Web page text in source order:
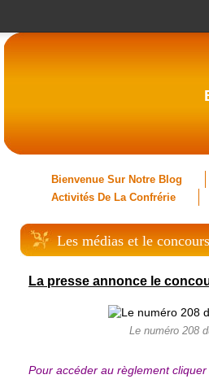
Bienvenue Sur Notre Blog
Activités De La Confrérie
Les médias et le
La presse annonce le
Le numéro 208
Pour accéder au règlement cliquer